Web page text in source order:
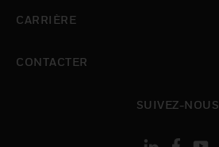
CARRIÈRE
CONTACTER
SUIVEZ-NOUS